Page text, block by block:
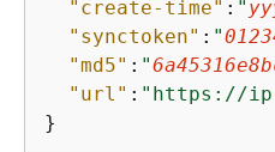
"create-time" : "
"synctoken" : "
"md5" : "
"url" : "https://ip-
}